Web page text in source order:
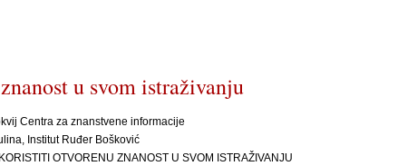
u svom istraživanju
Centra za znanstvene informacije
Institut Ruđer Bošković
OTVORENU ZNANOST U SVOM ISTRAŽIVANJU